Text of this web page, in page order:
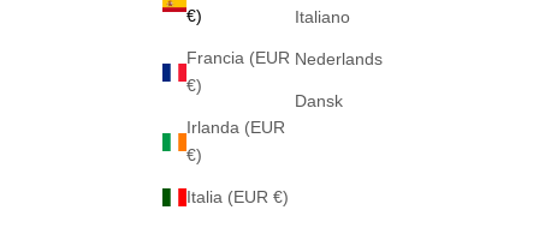
€)
Francia (EUR
€)
Irlanda (EUR
€)
Italia (EUR €)
Italiano
Nederlands
Dansk